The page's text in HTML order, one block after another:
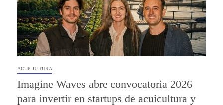
ACUICULTURA
Imagine Waves abre convocatoria 2026
para invertir en startups de acuicultura y